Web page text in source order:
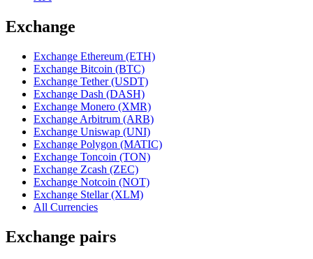
Exchange
Exchange Ethereum (ETH)
Exchange Bitcoin (BTC)
Exchange Tether (USDT)
Exchange Dash (DASH)
Exchange Monero (XMR)
Exchange Arbitrum (ARB)
Exchange Uniswap (UNI)
Exchange Polygon (MATIC)
Exchange Toncoin (TON)
Exchange Zcash (ZEC)
Exchange Notcoin (NOT)
Exchange Stellar (XLM)
All Currencies
Exchange pairs